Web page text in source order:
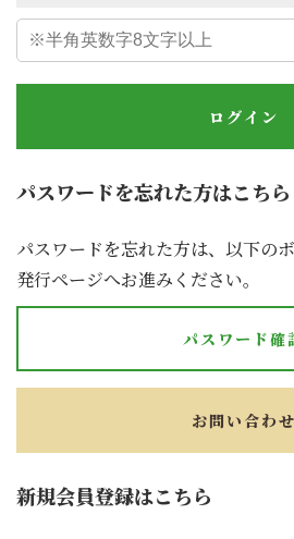
ログイン
新規会員登録はこちら
パスワードを忘れた方はこちら
パスワードを忘れた方は、以下の
発行ページへお進みください。
パスワード確
お問い合わせ